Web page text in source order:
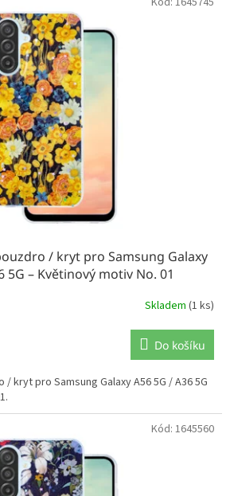
/ kryt pro Samsung Galaxy
5G – Květinový motiv No. 01
Skladem (1 ks)
Do košíku
/ kryt pro Samsung Galaxy A56 5G / A36 5G
Kód: 1645560